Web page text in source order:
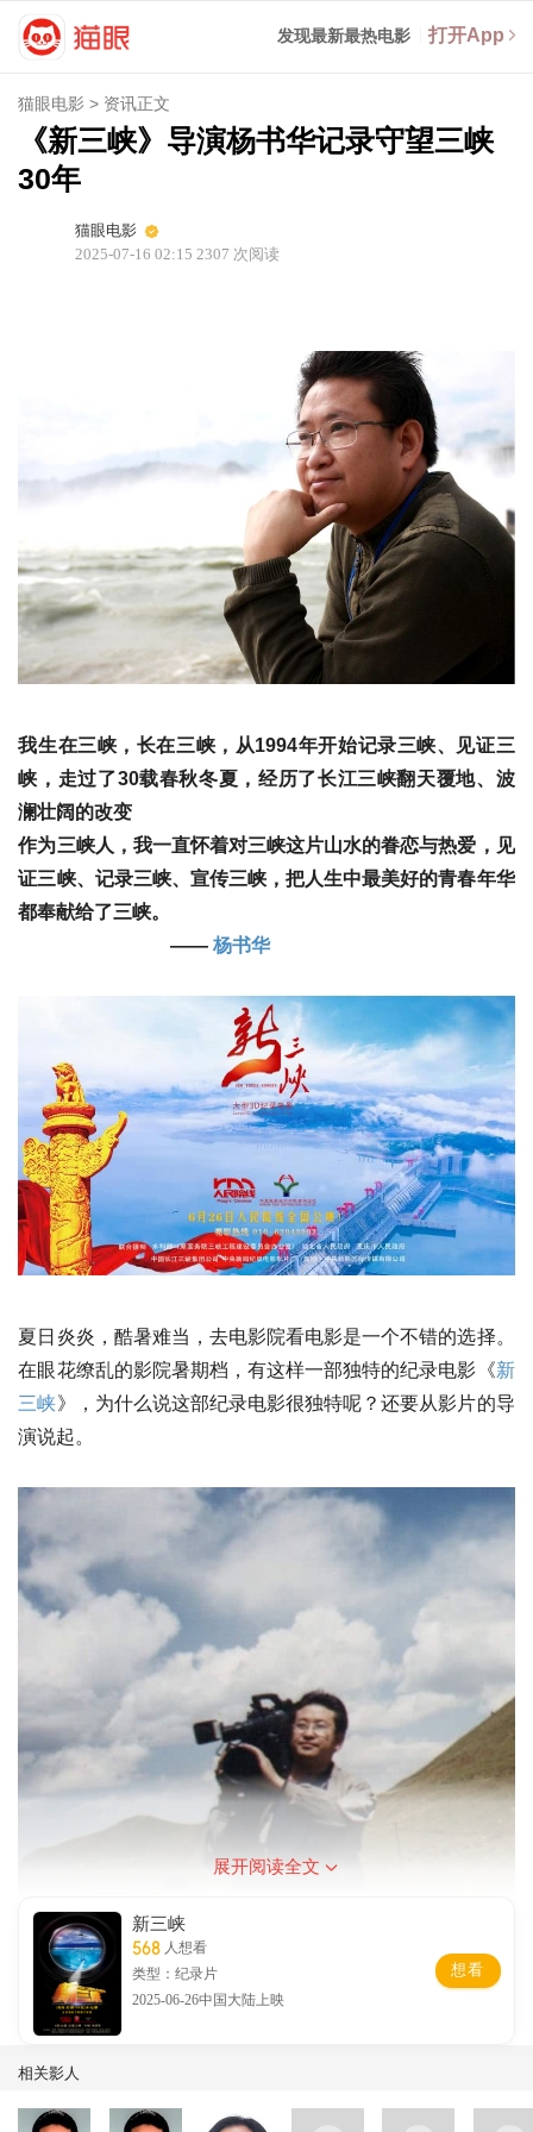
发现最新最热电影 打开App
猫眼电影 > 资讯正文
《新三峡》导演杨书华记录守望三峡
30年
猫眼电影
2025-07-16 02:15 2307 次阅读
我生在三峡，长在三峡，从1994年开始记录三峡、见证三
峡，走过了30载春秋冬夏，经历了长江三峡翻天覆地、波
澜壮阔的改变
作为三峡人，我一直怀着对三峡这片山水的眷恋与热爱，见
证三峡、记录三峡、宣传三峡，把人生中最美好的青春年华
都奉献给了三峡。
——杨书华
夏日炎炎，酷暑难当，去电影院看电影是一个不错的选择。
在眼花缭乱的影院暑期档，有这样一部独特的纪录电影《新
三峡》，为什么说这部纪录电影很独特呢？还要从影片的导
演说起。
展开阅读全文
新三峡
568 人想看
类型：纪录片
2025-06-26中国大陆上映
想看
相关影人